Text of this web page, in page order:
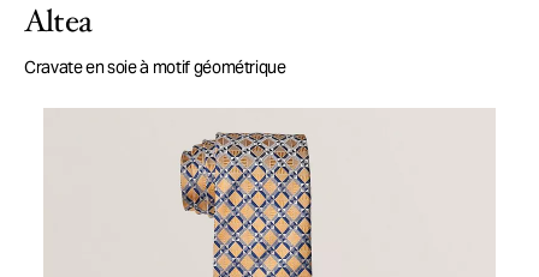
Altea
Cravate en soie à motif géométrique